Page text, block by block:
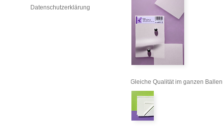
Datenschutzerklärung
Gleiche Qualität im ganzen